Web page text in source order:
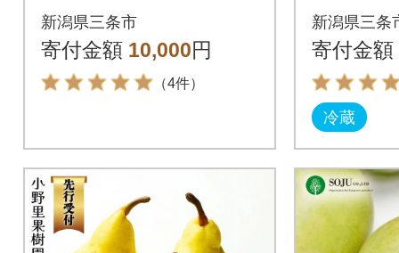
洋梨 洋梨 [渡辺果樹
園] 【010S240】
新潟県三条市
寄付金額 10,000円
（4件）
市産 【
新潟県三条
寄付金額
冷蔵